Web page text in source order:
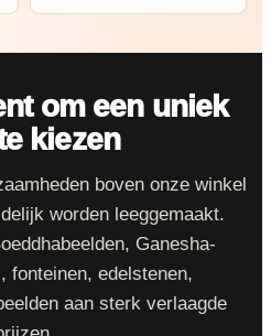
om een uniek
kiezen
boven onze winkel
worden leeggemaakt.
Ganesha-
fonteinen, edelstenen,
aan sterk verlaagde